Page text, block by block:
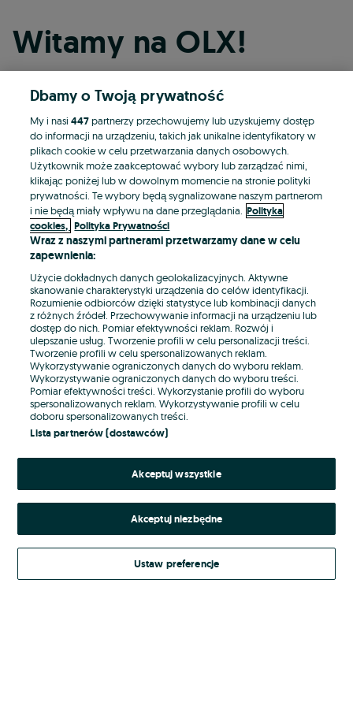
Witamy na OLX!
Kontynuuj przez Facebooka
Kontynuuj przez konto Apple
Kontynuuj przez konto Google
LUB
E-mail
Hasło
Nie pamiętasz hasła?
Zaloguj się
Kontynuując za pośrednictwem jednego z dostawców wskazanych powyżej,
Regulamin serwisuOLX.pl w jego aktualnym brzmieniu.
Dbamy o Twoją prywatność
My i nasi447partnerzy przechowujemy lub uzyskujemy dostęp
do informacji na urządzeniu, takich jak unikalne identyfikatory w
plikach cookie w celu przetwarzania danych osobowych.
Użytkownik może zaakceptować wybory lub zarządzać nimi,
klikając poniżej lub w dowolnym momencie na stronie polityki
prywatności. Te wybory będą sygnalizowane naszym partnerom
i nie będą miały wpływu na dane przeglądania. Polityka
cookies, Polityka Prywatności
Wraz z naszymi partnerami przetwarzamy dane w celu
zapewnienia:
Użycie dokładnych danych geolokalizacyjnych. Aktywne
skanowanie charakterystyki urządzenia do celów identyfikacji.
Rozumienie odbiorców dzięki statystyce lub kombinacji danych
z różnych źródeł. Przechowywanie informacji na urządzeniu lub
dostęp do nich. Pomiar efektywności reklam. Rozwój i
ulepszanie usług. Tworzenie profili w celu personalizacji treści.
Tworzenie profili w celu spersonalizowanych reklam.
Wykorzystywanie ograniczonych danych do wyboru reklam.
Wykorzystywanie ograniczonych danych do wyboru treści.
Pomiar efektywności treści. Wykorzystanie profili do wyboru
spersonalizowanych reklam. Wykorzystywanie profili w celu
doboru spersonalizowanych treści.
Lista partnerów (dostawców)
Akceptuj wszystkie
Akceptuj niezbędne
Ustaw preferencje